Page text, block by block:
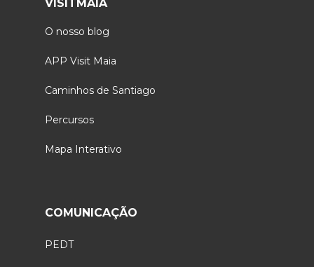
VISITMAIA
O nosso blog
APP Visit Maia
Caminhos de Santiago
Percursos
Mapa Interativo
COMUNICAÇÃO
PEDT